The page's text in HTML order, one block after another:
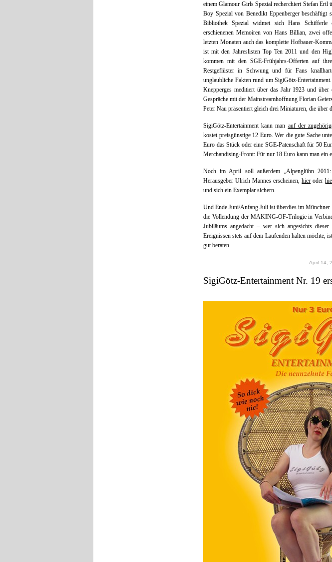
einem Glamour Girls Spezial recherchiert Stefan
Boy Spezial von Benedikt Eppenberger
Bibliothek Spezial widmet sich Hans Schifferle
erschienenen Memoiren von Hans Billian, zwei
letzten Monaten auch das komplette Hofbauer-
ist mit den Jahreslisten Top Ten 2011 und den
kommen mit den SGE-Frühjahrs-Offerten auf
Restgeflüster in Schwung und für Fans
unglaubliche Fakten rund um SigiGötz-
Knepperges meditiert über das Jahr 1923 und
Gespräche mit der Mainstreamhoffnung Florian
Peter Nau präsentiert gleich drei Miniaturen, die über
SigiGötz-Entertainment kann man auf der
kostet preisgünstige 12 Euro. Wer die gute Sache
Euro das Stück oder eine SGE-Patenschaft für 50
Merchandising-Front: Für nur 18 Euro kann man ein
Noch im April soll außerdem „Alpenglühn
Herausgeber Ulrich Mannes erscheinen,hier oder
und sich ein Exemplar sichern.
Und Ende Juni/Anfang Juli ist überdies im
die Vollendung der MAKING-OF-Trilogie in
Jubiläums angedacht – wer sich angesichts
Ereignissen stets auf dem Laufenden halten möchte,
gut beraten.
April 14,
SigiGötz-Entertainment Nr. 19